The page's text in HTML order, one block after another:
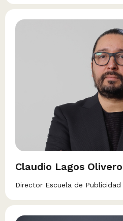
Claudio Lagos Olivero
Director Escuela de Publicidad